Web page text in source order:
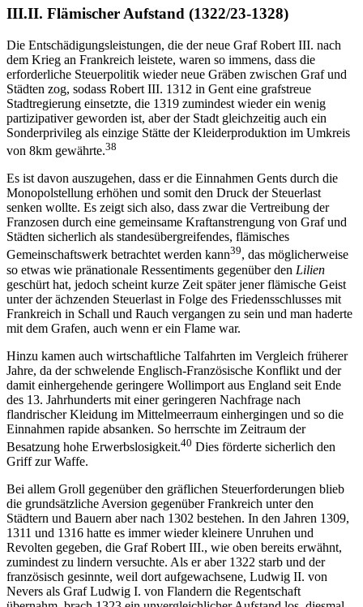
III.II. Flämischer Aufstand (1322/23-1328)
Die Entschädigungsleistungen, die der neue Graf Robert III. nach
dem Krieg an Frankreich leistete, waren so immens, dass die
erforderliche Steuerpolitik wieder neue Gräben zwischen Graf und
Städten zog, sodass Robert III. 1312 in Gent eine grafstreue
Stadtregierung einsetzte, die 1319 zumindest wieder ein wenig
partizipativer geworden ist, aber der Stadt gleichzeitig auch ein
Sonderprivileg als einzige Stätte der Kleiderproduktion im Umkreis
von 8km gewährte.38
Es ist davon auszugehen, dass er die Einnahmen Gents durch die
Monopolstellung erhöhen und somit den Druck der Steuerlast
senken wollte. Es zeigt sich also, dass zwar die Vertreibung der
Franzosen durch eine gemeinsame Kraftanstrengung von Graf und
Städten sicherlich als standesübergreifendes, flämisches
Gemeinschaftswerk betrachtet werden kann39, das möglicherweise
so etwas wie pränationale Ressentiments gegenüber den Lilien
geschürt hat, jedoch scheint kurze Zeit später jener flämische Geist
unter der ächzenden Steuerlast in Folge des Friedensschlusses mit
Frankreich in Schall und Rauch vergangen zu sein und man haderte
mit dem Grafen, auch wenn er ein Flame war.
Hinzu kamen auch wirtschaftliche Talfahrten im Vergleich früherer
Jahre, da der schwelende Englisch-Französische Konflikt und der
damit einhergehende geringere Wollimport aus England seit Ende
des 13. Jahrhunderts mit einer geringeren Nachfrage nach
flandrischer Kleidung im Mittelmeerraum einhergingen und so die
Einnahmen rapide absanken. So herrschte im Zeitraum der
Besatzung hohe Erwerbslosigkeit.40 Dies förderte sicherlich den
Griff zur Waffe.
Bei allem Groll gegenüber den gräflichen Steuerforderungen blieb
die grundsätzliche Aversion gegenüber Frankreich unter den
Städtern und Bauern aber nach 1302 bestehen. In den Jahren 1309,
1311 und 1316 hatte es immer wieder kleinere Unruhen und
Revolten gegeben, die Graf Robert III., wie oben bereits erwähnt,
zumindest zu lindern versuchte. Als er aber 1322 starb und der
französisch gesinnte, weil dort aufgewachsene, Ludwig II. von
Nevers als Graf Ludwig I. von Flandern die Regentschaft